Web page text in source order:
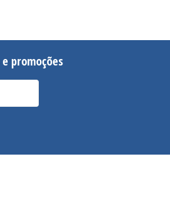
promoções